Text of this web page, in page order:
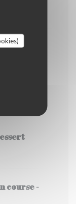
course -